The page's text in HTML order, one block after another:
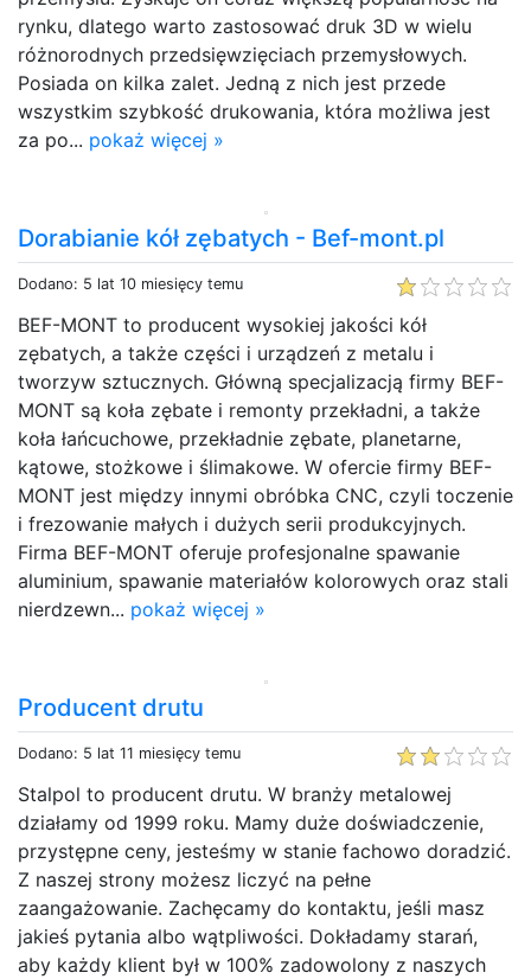
rynku, dlatego warto zastosować druk 3D w wielu
różnorodnych przedsięwzięciach przemysłowych.
Posiada on kilka zalet. Jedną z nich jest przede
wszystkim szybkość drukowania, która możliwa jest
za po... pokaż więcej »
Dorabianie kół zębatych - Bef-mont.pl
Dodano: 5 lat 10 miesięcy temu
BEF-MONT to producent wysokiej jakości kół
zębatych, a także części i urządzeń z metalu i
tworzyw sztucznych. Główną specjalizacją firmy BEF-
MONT są koła zębate i remonty przekładni, a także
koła łańcuchowe, przekładnie zębate, planetarne,
kątowe, stożkowe i ślimakowe. W ofercie firmy BEF-
MONT jest między innymi obróbka CNC, czyli toczenie
i frezowanie małych i dużych serii produkcyjnych.
Firma BEF-MONT oferuje profesjonalne spawanie
aluminium, spawanie materiałów kolorowych oraz stali
nierdzewn... pokaż więcej »
Producent drutu
Dodano: 5 lat 11 miesięcy temu
Stalpol to producent drutu. W branży metalowej
działamy od 1999 roku. Mamy duże doświadczenie,
przystępne ceny, jesteśmy w stanie fachowo doradzić.
Z naszej strony możesz liczyć na pełne
zaangażowanie. Zachęcamy do kontaktu, jeśli masz
jakieś pytania albo wątpliwości. Dokładamy starań,
aby każdy klient był w 100% zadowolony z naszych